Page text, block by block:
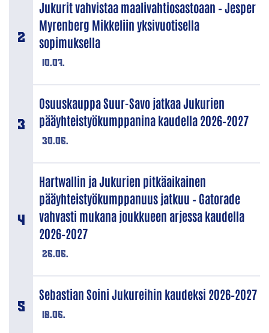
10.07.
Jukurit vahvistaa maalivahtiosastoaan – Jesper
Myrenberg Mikkeliin yksivuotisella
sopimuksella
30.06.
Osuuskauppa Suur-Savo jatkaa Jukurien
pääyhteistyökumppanina kaudella 2026–2027
26.06.
Hartwallin ja Jukurien pitkäaikainen
pääyhteistyökumppanuus jatkuu – Gatorade
vahvasti mukana joukkueen arjessa kaudella
2026–2027
18.06.
Sebastian Soini Jukureihin kaudeksi 2026–2027